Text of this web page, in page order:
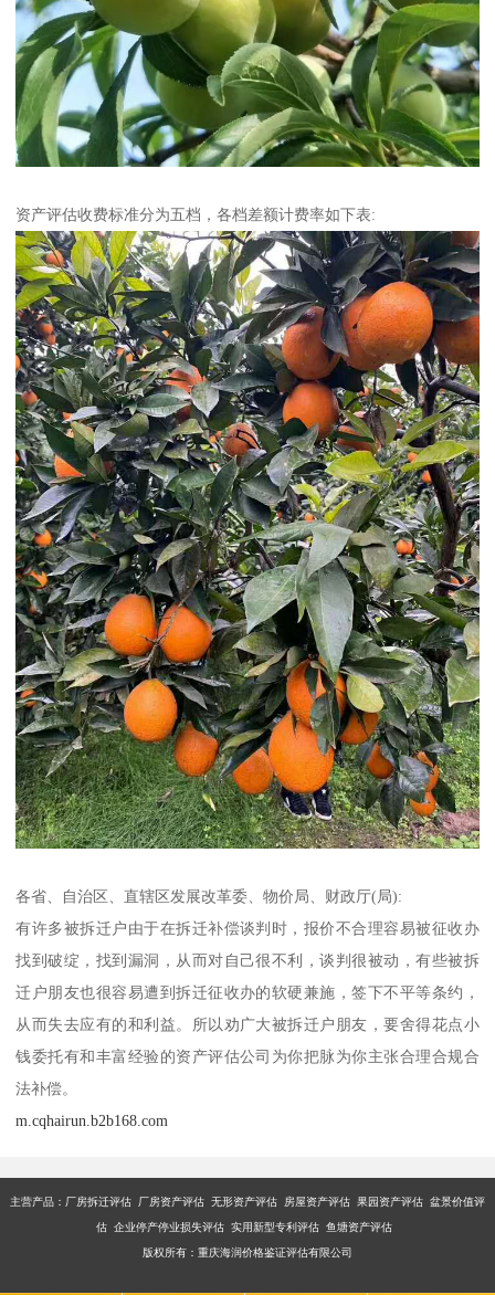
资产评估收费标准分为五档，各档差额计费率如下表:
各省、自治区、直辖区发展改革委、物价局、财政厅(局):
有许多被拆迁户由于在拆迁补偿谈判时，报价不合理容易被征收办
找到破绽，找到漏洞，从而对自己很不利，谈判很被动，有些被拆
迁户朋友也很容易遭到拆迁征收办的软硬兼施，签下不平等条约，
从而失去应有的和利益。所以劝广大被拆迁户朋友，要舍得花点小
钱委托有和丰富经验的资产评估公司为你把脉为你主张合理合规合
法补偿。
m.cqhairun.b2b168.com
主营产品：厂房拆迁评估 厂房资产评估 无形资产评估 房屋资产评估 果园资产评估 盆景价值评
估 企业停产停业损失评估 实用新型专利评估 鱼塘资产评估
版权所有：重庆海润价格鉴证评估有限公司